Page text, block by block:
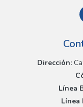
Dirección:
Línea
Línea